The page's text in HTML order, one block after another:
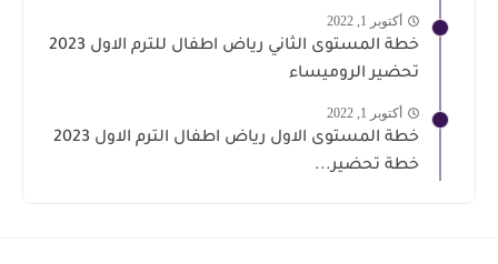
أكتوبر 1, 2022
خطة المستوى الثاني رياض اطفال للترم الاول 2023
تحضير الروميساء
أكتوبر 1, 2022
خطة المستوى الاول رياض اطفال الترم الاول 2023
خطة تحضير...